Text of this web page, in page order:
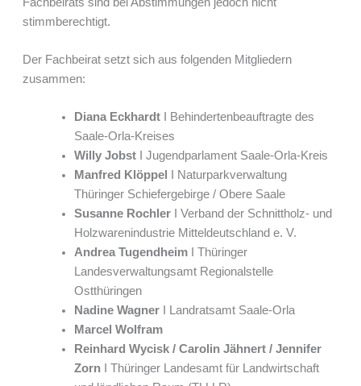
stimmberechtigt.
Der Fachbeirat setzt sich aus folgenden Mitgliedern
zusammen:
Diana EckhardtI Behindertenbeauftragte des
Saale-Orla-Kreises
Willy JobstI Jugendparlament Saale-Orla-Kreis
Manfred Klöppel
I Naturparkverwaltung
Thüringer Schiefergebirge / Obere Saale
Susanne Rochler
I Verband der Schnittholz- und
Holzwarenindustrie Mitteldeutschland e. V.
Andrea Tugendheim
I Thüringer
Landesverwaltungsamt Regionalstelle
Ostthüringen
Nadine Wagner
I Landratsamt Saale-Orla
Marcel Wolfram
Reinhard Wycisk / Carolin Jähnert / Jennifer
Zorn
I Thüringer Landesamt für Landwirtschaft